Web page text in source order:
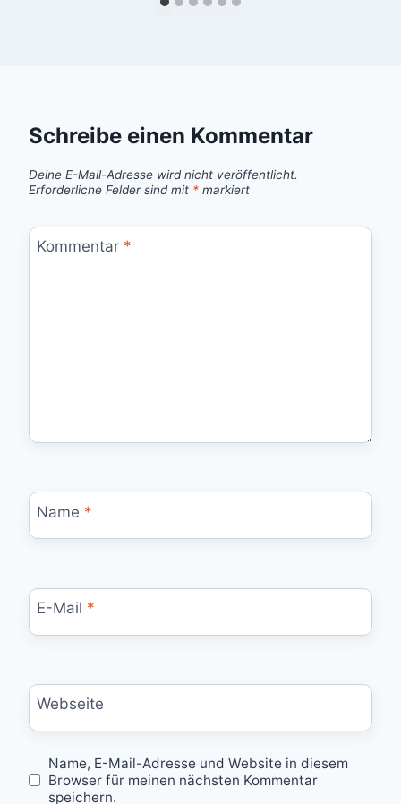
Schreibe einen Kommentar
Deine E-Mail-Adresse wird nicht veröffentlicht.
Erforderliche Felder sind mit * markiert
Kommentar *
Name *
E-Mail *
Webseite
Name, E-Mail-Adresse und Website in diesem
Browser für meinen nächsten Kommentar
speichern.